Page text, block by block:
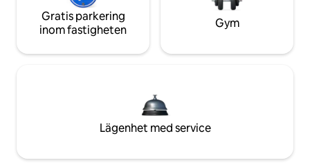
Gratis parkering
inom fastigheten
Gym
Lägenhet med service